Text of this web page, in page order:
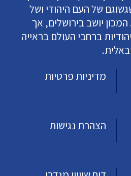
של העם היהודי ושל
המכון יושב בירושלים, אך
ברחבי העולם בראייה
מדיניות פרטיות
הצהרת נגישות